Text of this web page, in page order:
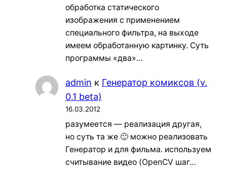
обработка статического
изображения с применением
специального фильтра, на выходе
имеем обработанную картинку. Суть
программы «два»…
admin к Генератор комиксов (v.
0.1 beta)
16.03.2012
разумеется — реализация другая,
но суть та же 🙂 можно реализовать
Генератор и для фильма. используем
считывание видео (OpenCV шаг…